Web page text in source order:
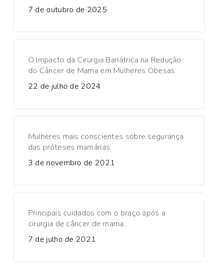
7 de outubro de 2025
O Impacto da Cirurgia Bariátrica na Redução
do Câncer de Mama em Mulheres Obesas
22 de julho de 2024
Mulheres mais conscientes sobre segurança
das próteses mamárias
3 de novembro de 2021
Principais cuidados com o braço após a
cirurgia de câncer de mama.
7 de julho de 2021